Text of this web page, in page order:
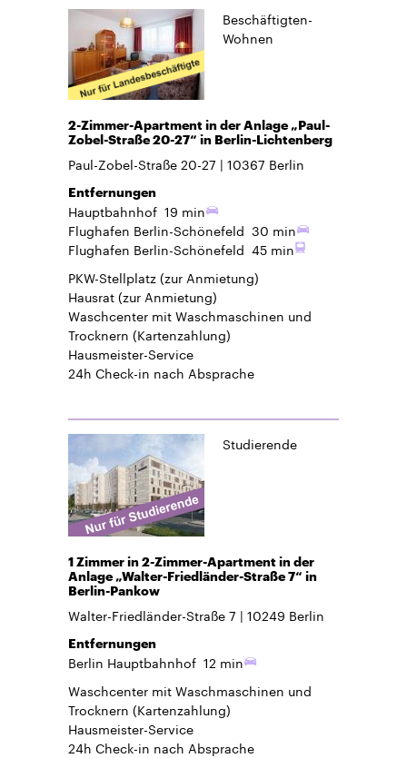
Beschäftigten-
Wohnen
2-Zimmer-Apartment in der Anlage „Paul-
Zobel-Straße 20-27“ in Berlin-Lichtenberg
Paul-Zobel-Straße 20-27 10367 Berlin
Entfernungen
Hauptbahnhof 19 min
Flughafen Berlin-Schönefeld 30 min
Flughafen Berlin-Schönefeld 45 min
PKW-Stellplatz(zur Anmietung)
Hausrat(zur Anmietung)
Waschcenter mit Waschmaschinen und
Trocknern (Kartenzahlung)
Hausmeister-Service
24h Check-in nach Absprache
Studierende
1 Zimmer in 2-Zimmer-Apartment in der
Anlage „Walter-Friedländer-Straße 7“ in
Berlin-Pankow
Walter-Friedländer-Straße 7 10249 Berlin
Entfernungen
Berlin Hauptbahnhof 12 min
Waschcenter mit Waschmaschinen und
Trocknern (Kartenzahlung)
Hausmeister-Service
24h Check-in nach Absprache